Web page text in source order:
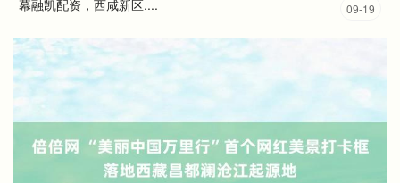
幕融凯配资，西咸新区....
09-19